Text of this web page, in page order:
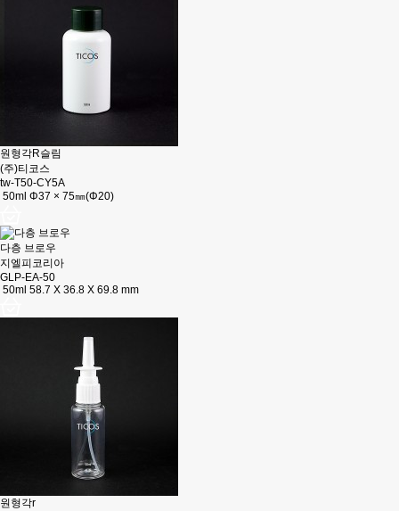
원형각R슬림
(주)티코스
tw-T50-CY5A
50ml Φ37 × 75㎜(Φ20)
다층 브로우
지엘피코리아
GLP-EA-50
50ml 58.7 X 36.8 X 69.8 mm
원형각r